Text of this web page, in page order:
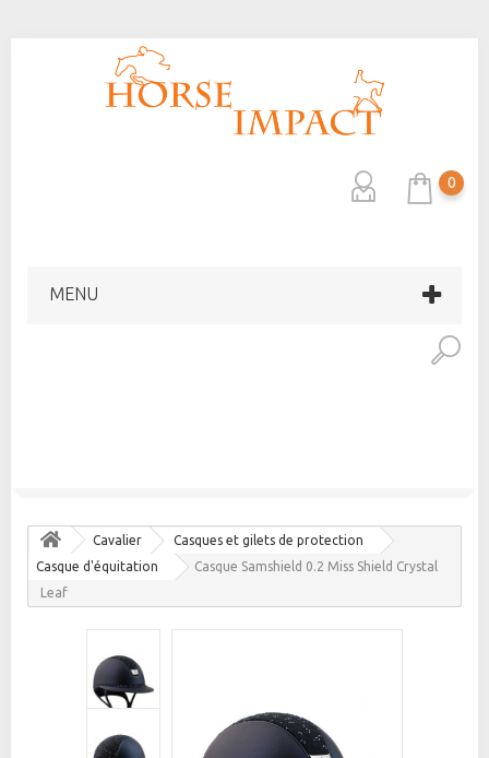
0
MENU
Cavalier
Casques et gilets de protection
Casque d'équitation
Casque Samshield 0.2 Miss Shield Crystal
Leaf